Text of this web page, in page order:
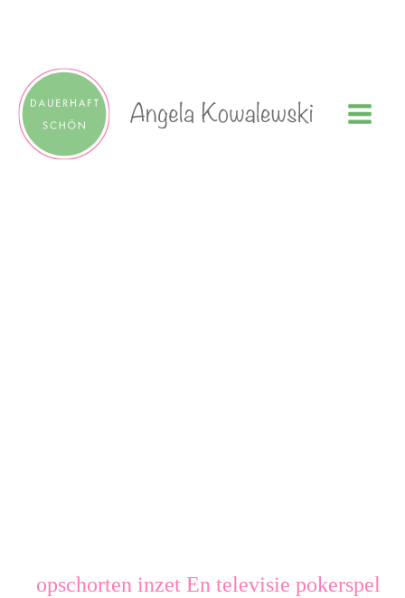
opschorten inzet En televisie pokerspel